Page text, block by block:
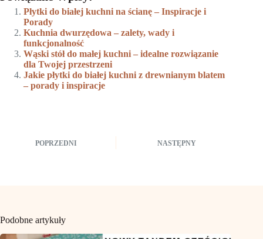
Płytki do białej kuchni na ścianę – Inspiracje i
Porady
Kuchnia dwurzędowa – zalety, wady i
funkcjonalność
Wąski stół do małej kuchni – idealne rozwiązanie
dla Twojej przestrzeni
Jakie płytki do białej kuchni z drewnianym blatem
– porady i inspiracje
POPRZEDNI NASTĘPNY
Podobne artykuły